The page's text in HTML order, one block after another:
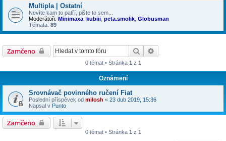
Multipla | Ostatní
Nevíte kam to patří, pište to sem...
Moderátoři: Minimaxa kubiii peta.smolik Globusman
Témata: 89
Zamčeno Hledat
0 témat • Stránka 1 z 1
Oznámení
Srovnávač povinného ručení Fiat
Poslední příspěvek od milosh « 23 dub 2019, 15:36
Napsal v Punto
Zamčeno
0 témat • Stránka 1 z 1